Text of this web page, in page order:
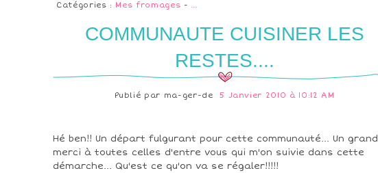
Catégories : Mes fromages - …
COMMUNAUTE CUISINER LES
RESTES....
Publié par ma-ger-de 5 Janvier 2010 à 10:12 AM
Hé ben!! Un départ fulgurant pour cette communauté... Un grand
merci à toutes celles d'entre vous qui m'on suivie dans cette
démarche... Qu'est ce qu'on va se régaler!!!!!